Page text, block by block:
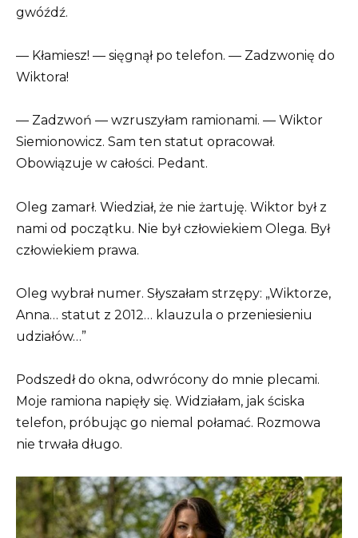
gwóźdź.
— Kłamiesz! — sięgnął po telefon. — Zadzwonię do
Wiktora!
— Zadzwoń — wzruszyłam ramionami. — Wiktor
Siemionowicz. Sam ten statut opracował.
Obowiązuje w całości. Pedant.
Oleg zamarł. Wiedział, że nie żartuję. Wiktor był z
nami od początku. Nie był człowiekiem Olega. Był
człowiekiem prawa.
Oleg wybrał numer. Słyszałam strzępy: „Wiktorze,
Anna… statut z 2012… klauzula o przeniesieniu
udziałów…”
Podszedł do okna, odwrócony do mnie plecami.
Moje ramiona napięły się. Widziałam, jak ściska
telefon, próbując go niemal połamać. Rozmowa
nie trwała długo.